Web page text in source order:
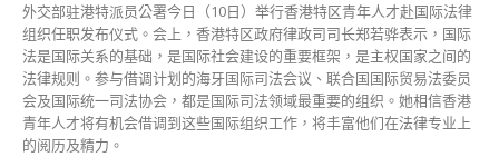
际
法
构
建〉
中
外交部驻港特派员公署今日（10日）举行香港特区青年人才赴国际法律
组织任职发布仪式。会上，香港特区政府律政司司长郑若骅表示，国际
法是国际关系的基础，是国际社会建设的重要框架，是主权国家之间的
法律规则。参与借调计划的海牙国际司法会议、联合国国际贸易法委员
会及国际统一司法协会，都是国际司法领域最重要的组织。她相信香港
青年人才将有机会借调到这些国际组织工作，将丰富他们在法律专业上
的阅历及精力。